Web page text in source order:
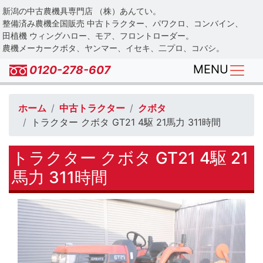
Skip
to
main
content
新潟の中古農機具専門店 （株）あんてい。
整備済み農機全国販売 中古トラクター、パワクロ、コンバイン、
田植機 ウィングハロー、モア、フロントローダー。
農機メーカークボタ、ヤンマー、イセキ、二プロ、コバシ。
0120-278-607 MENU
ホーム 中古トラクター
クボタ
トラクター クボタ GT21 4駆 21馬力 311時間
トラクター クボタ GT21 4駆 21
馬力 311時間